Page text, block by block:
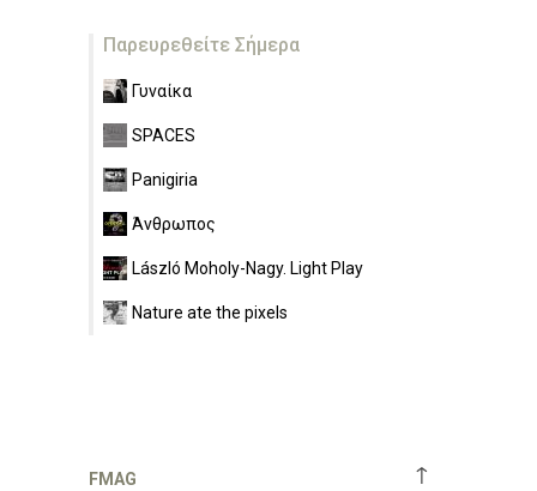
Παρευρεθείτε Σήμερα
Γυναίκα
SPACES
Panigiria
Άνθρωπος
László Moholy-Nagy. Light Play
Nature ate the pixels
↑
FMAG